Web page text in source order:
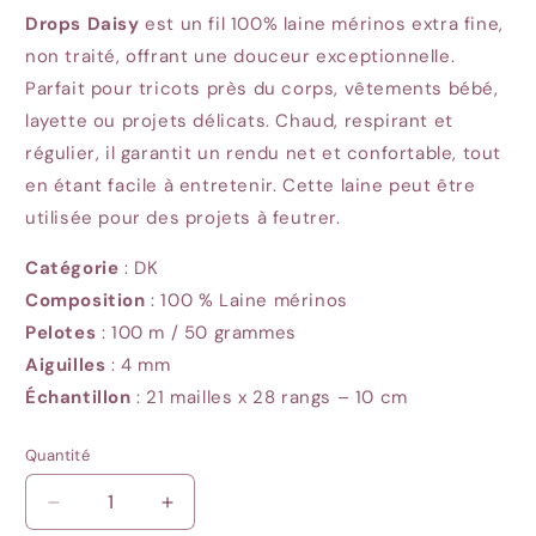
Drops Daisy est un fil 100% laine mérinos extra fine,
non traité, offrant une douceur exceptionnelle.
Parfait pour tricots près du corps, vêtements bébé,
layette ou projets délicats. Chaud, respirant et
régulier, il garantit un rendu net et confortable, tout
en étant facile à entretenir. Cette laine peut être
utilisée pour des projets à feutrer.
Catégorie : DK
Composition : 100 % Laine mérinos
Pelotes : 100 m / 50 grammes
Aiguilles : 4 mm
Échantillon : 21 mailles x 28 rangs – 10 cm
Quantité
Quantité
Réduire
Augmenter